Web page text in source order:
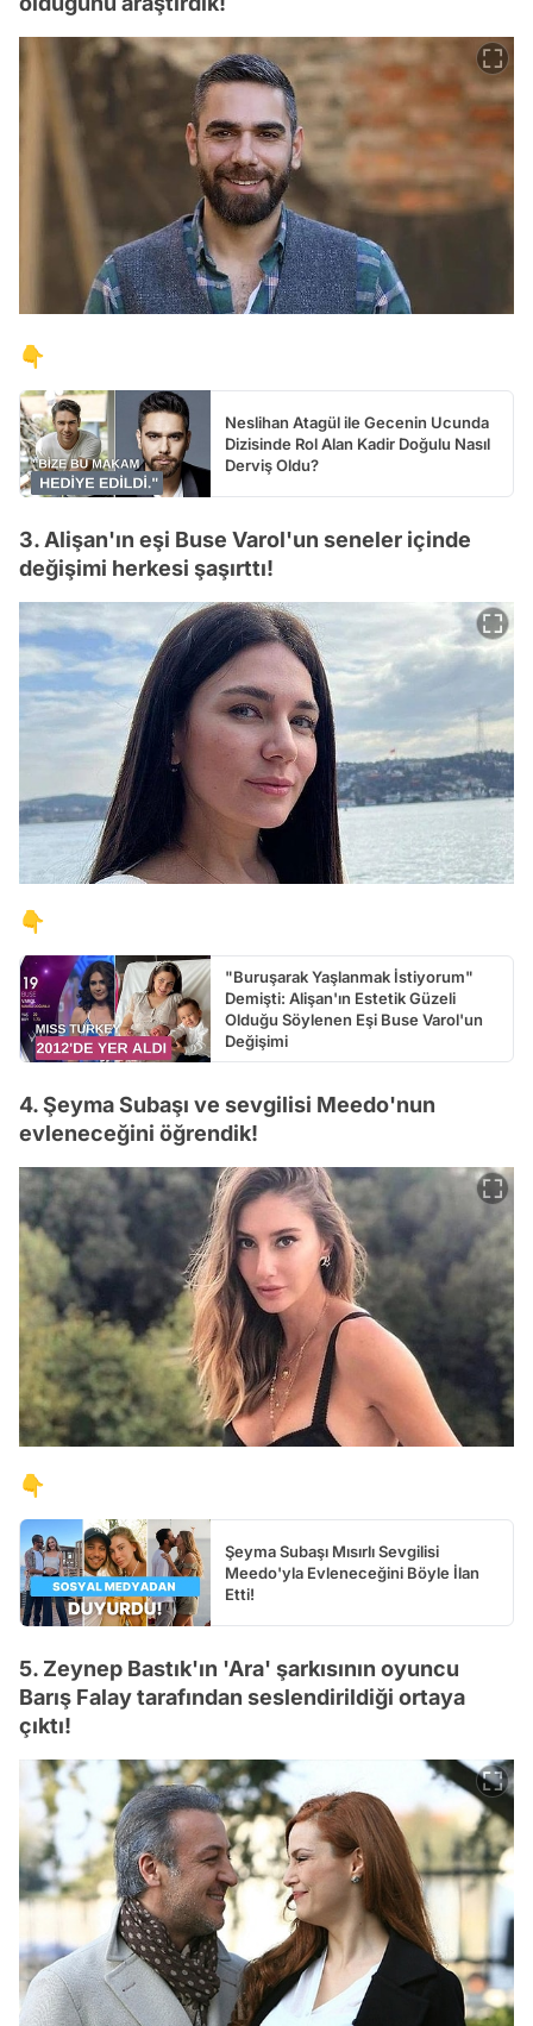
👇
Neslihan Atagül ile Gecenin Ucunda
Dizisinde Rol Alan Kadir Doğulu Nasıl
Derviş Oldu?
3. Alişan'ın eşi Buse Varol'un seneler içinde
değişimi herkesi şaşırttı!
👇
"Buruşarak Yaşlanmak İstiyorum"
Demişti: Alişan'ın Estetik Güzeli
Olduğu Söylenen Eşi Buse Varol'un
Değişimi
4. Şeyma Subaşı ve sevgilisi Meedo'nun
evleneceğini öğrendik!
👇
Şeyma Subaşı Mısırlı Sevgilisi
Meedo'yla Evleneceğini Böyle İlan
Etti!
5. Zeynep Bastık'ın 'Ara' şarkısının oyuncu
Barış Falay tarafından seslendirildiği ortaya
çıktı!